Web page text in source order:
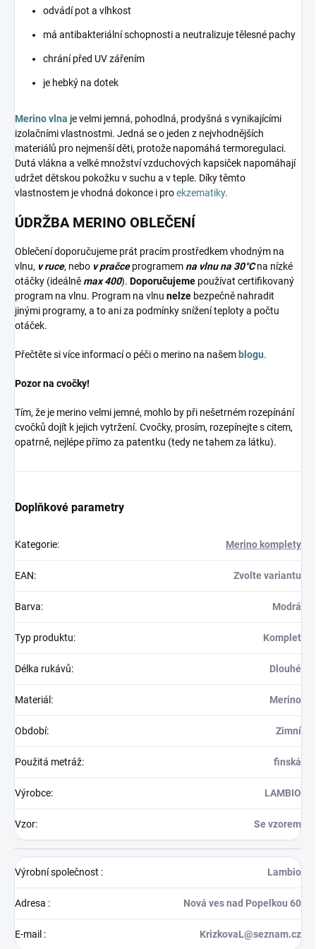
odvádí pot a vlhkost
má antibakteriální schopnosti a neutralizuje tělesné pachy
chrání před UV zářením
je hebký na dotek
Merino vlna je velmi jemná, pohodlná, prodyšná s vynikajícími
izolačními vlastnostmi. Jedná se o jeden z nejvhodnějších
materiálů pro nejmenší děti, protože napomáhá termoregulaci.
Dutá vlákna a velké množství vzduchových kapsiček napomáhají
udržet dětskou pokožku v suchu a v teple. Díky těmto
vlastnostem je vhodná dokonce i proekzematiky.
ÚDRŽBA MERINO OBLEČENÍ
Oblečení doporučujeme prát pracím prostředkem vhodným na
vlnu, v ruce, nebo v pračceprogramemna vlnu na 30°Cna nízké
otáčky (ideálněmax 400). Doporučujeme používat certifikovaný
program na vlnu. Program na vlnu nelze bezpečně nahradit
jinými programy, a to ani za podmínky snížení teploty a počtu
otáček.
Přečtěte si více informací o péči o merino na našem blogu.
Pozor na cvočky!
Tím, že je merino velmi jemné, mohlo by při nešetrném rozepínání
cvočků dojít k jejich vytržení. Cvočky, prosím, rozepínejte s citem,
opatrně, nejlépe přímo za patentku (tedy ne tahem za látku).
Doplňkové parametry
Kategorie: Merino komplety
EAN: Zvolte variantu
Barva: Modrá
Typ produktu: Komplet
Délka rukávů: Dlouhé
Materiál : Merino
Období: Zimní
Použitá metráž: finská
Výrobce: LAMBIO
Vzor: Se vzorem
Výrobní společnost : Lambio
Adresa : Nová ves nad Popelkou 60
E-mail : KrizkovaL@seznam.cz